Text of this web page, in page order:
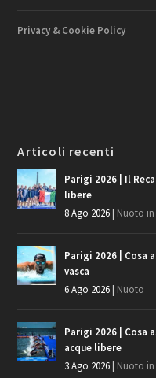
Privacy & Cookie Policy
Articoli recenti
Parigi 2026 | Il
libere
8 Ago 2026| Nuoto in
Parigi 2026 | Cosa
vasca
6 Ago 2026| Nuoto
Parigi 2026 | Cosa
acque libere
3 Ago 2026| Nuoto in